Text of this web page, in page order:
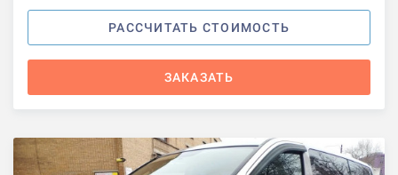
РАССЧИТАТЬ СТОИМОСТЬ
ЗАКАЗАТЬ